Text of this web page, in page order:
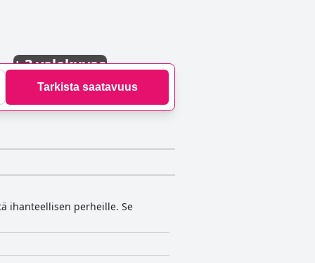
+3 valokuvaa
Tarkista saatavuus
ihanteellisen perheille. Se